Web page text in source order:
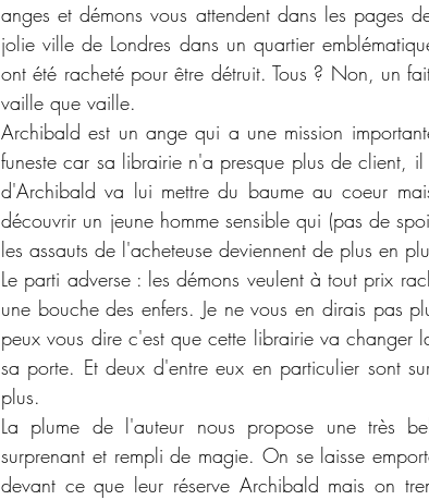
anges et démons vous attendent dans les pages
jolie ville de Londres dans un quartier
ont été racheté pour être détruit. Tous ? Non, un
vaille que vaille.
Archibald est un ange qui a une mission
funeste car sa librairie n'a presque plus de client,
d'Archibald va lui mettre du baume au coeur
découvrir un jeune homme sensible qui (pas de
les assauts de l'acheteuse deviennent de plus en
Le parti adverse : les démons veulent à tout prix
une bouche des enfers. Je ne vous en dirais pas
peux vous dire c'est que cette librairie va changer
sa porte. Et deux d'entre eux en particulier sont
plus.
La plume de l'auteur nous propose une très
surprenant et rempli de magie. On se laisse
devant ce que leur réserve Archibald mais on